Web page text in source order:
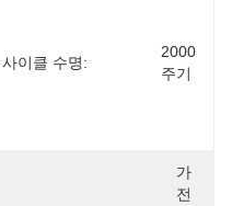
사이클 수명:
2000
주기
가
전